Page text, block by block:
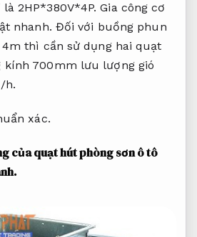
là 2HP*380V*4P.Gia công cơ
nhanh. Đối với buồng phun
thì cần sử dụng hai quạt
kính 700mm lưu lượng gió
h.
xác.
của quạt hút phòng sơn ô tô